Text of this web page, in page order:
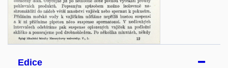
Edice